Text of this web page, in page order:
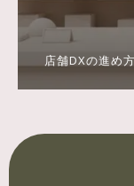
店舗DXの進め